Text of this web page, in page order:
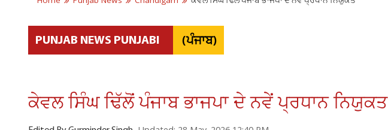
PUNJAB NEWS PUNJABI (ਪੰਜਾਬ)
ਕੇਵਲ ਸਿੰਘ ਢਿੱਲੋਂ ਪੰਜਾਬ ਭਾਜਪਾ ਦੇ ਨਵੇਂ ਪ੍ਰਧਾਨ ਨਿਯੁਕਤ